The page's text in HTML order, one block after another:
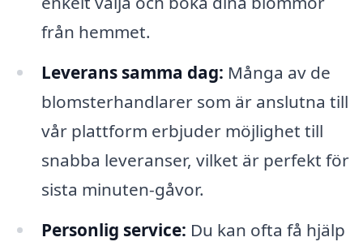
från hemmet.
Leverans samma dag: Många av de
blomsterhandlarer som är anslutna till
vår plattform erbjuder möjlighet till
snabba leveranser, vilket är perfekt för
sista minuten-gåvor.
Personlig service: Du kan ofta få hjälp